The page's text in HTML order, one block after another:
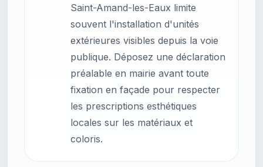
Saint-Amand-les-Eaux limite
souvent l'installation d'unités
extérieures visibles depuis la voie
publique. Déposez une déclaration
préalable en mairie avant toute
fixation en façade pour respecter
les prescriptions esthétiques
locales sur les matériaux et
coloris.